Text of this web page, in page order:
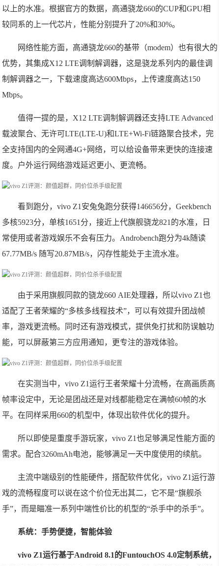
以上的水准。根据官方的数据，高通骁龙660的CUP和GPU相
较同系的上一代芯片，性能分别提升了20%和30%。
网络性能方面，高通骁龙660的基带（modem）也有很大的
优势，其集成X12 LTE调制解调器，这是骁龙系列内的最佳调
制解调器之一，下载速度高达600Mbps，上传速度高达150
Mbps。
值得一提的是，X12 LTE调制解调器还支持LTE Advanced
载波聚合、无许可LTE(LTE-U)和LTE+Wi-Fi链路聚合技术，完
全支持国内的全网通4G+网络，可以给设备带来更快的连接速
度。户外运行网络游戏延迟更小、更流畅。
看到跑分，vivo Z1安兔兔跑分获得146656分，Geekbench
多核5923分，单核1651分，接近上代旗舰骁龙821的水准，日
常使用或者游戏娱乐不会有压力。Androbench跑分为4k随读
67.77MB/s 随写20.87MB/s，闪存性能处于主流水准。
由于采用旗舰同款的骁龙660 AIE处理器，所以vivo Z1也
适配了王者荣耀的“多核多线程技术”，可以有效提升团战帧
率，游戏更流畅。同时还有游戏模式，提供免打扰和防误触功
能，可以屏蔽第三方应用通知，更专注的游戏体验。
在实测当中，vivo Z1运行王者荣耀十分流畅，在高画质高
帧率设定中，无论是团战还是对线都能稳定在满帧60帧的水
平。在同样采用660的机型中，体现出软件优化的提升。
所以即使是重度手游玩家，vivo Z1也足够满足性能方面的
需求。配合3260mAh电池，能够满足一天中度使用的续航。
主流中端级别的性能硬件，搭配软件优化，vivo Z1运行游
戏的流畅程度可以说在这个价位无出其二，它不是“旗舰杀
手”，而是瞄准一系列中端性价比的机型的“杀手中的杀手”。
系统：手势便捷，智能体验
vivo Z1运行基于Android 8.1的FuntouchOS 4.0定制系统，